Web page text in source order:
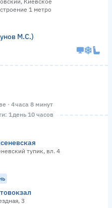
1 метро
М.С.)
· 4 часа 8 минут
1 день 10 часов
тупик, вл. 4
3